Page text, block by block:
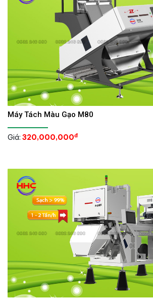
Máy Tách Màu Gạo M80
Giá: 320,000,000đ